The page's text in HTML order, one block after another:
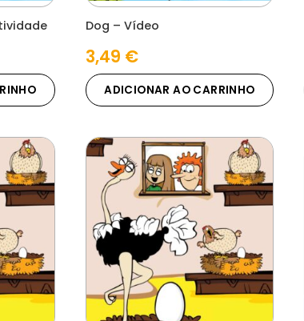
Dog – Vídeo
3,49 €
ADICIONAR AO CARRINHO